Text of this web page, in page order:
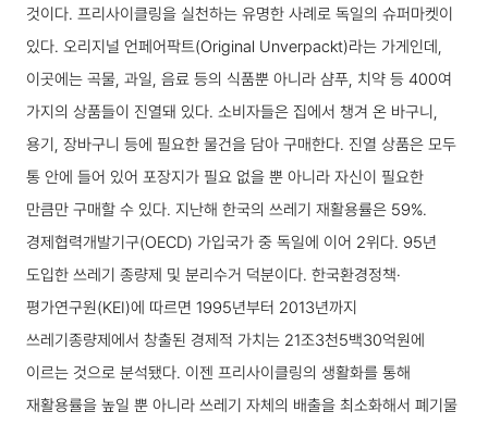
것이다. 프리사이클링을 실천하는 유명한 사례로 독일의 슈퍼마켓이
있다. 오리지널 언페어팍트(Original Unverpackt)라는 가게인데,
이곳에는 곡물, 과일, 음료 등의 식품뿐 아니라 샴푸, 치약 등 400여
가지의 상품들이 진열돼 있다. 소비자들은 집에서 챙겨 온 바구니,
용기, 장바구니 등에 필요한 물건을 담아 구매한다. 진열 상품은 모두
통 안에 들어 있어 포장지가 필요 없을 뿐 아니라 자신이 필요한
만큼만 구매할 수 있다. 지난해 한국의 쓰레기 재활용률은 59%.
경제협력개발기구(OECD) 가입국가 중 독일에 이어 2위다. 95년
도입한 쓰레기 종량제 및 분리수거 덕분이다. 한국환경정책·
평가연구원(KEI)에 따르면 1995년부터 2013년까지
쓰레기종량제에서 창출된 경제적 가치는 21조3천5백30억원에
이르는 것으로 분석됐다. 이젠 프리사이클링의 생활화를 통해
재활용률을 높일 뿐 아니라 쓰레기 자체의 배출을 최소화해서 폐기물